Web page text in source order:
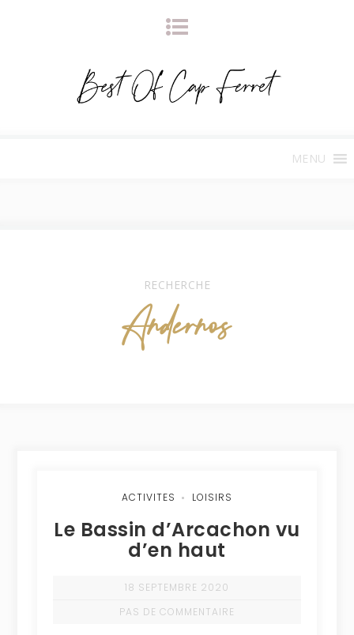
MENU
RECHERCHE
Andernos
ACTIVITES LOISIRS
Le Bassin d’Arcachon vu
d’en haut
18 SEPTEMBRE 2020
PAS DE COMMENTAIRE